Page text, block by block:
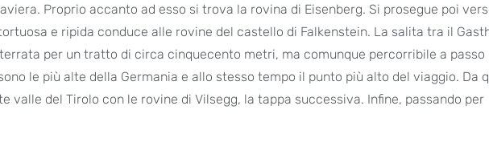
Proprio accanto ad esso si trova la rovina di Eisenberg. Si prosegue poi
e ripida conduce alle rovine del castello di Falkenstein. La salita tra il
per un tratto di circa cinquecento metri, ma comunque percorribile a passo
le più alte della Germania e allo stesso tempo il punto più alto del viaggio. Da
valle del Tirolo con le rovine di Vilsegg, la tappa successiva. Infine, passando per